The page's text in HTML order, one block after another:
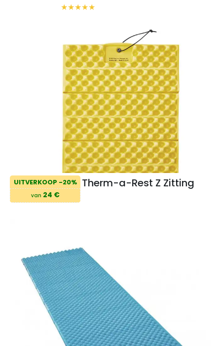
UITVERKOOP -20%
van 24 €
Therm-a-Rest Z Zitting